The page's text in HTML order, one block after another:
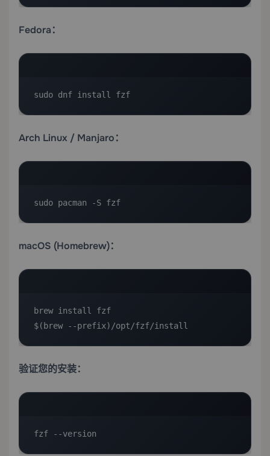
Fedora：
sudo dnf install fzf
Arch Linux / Manjaro：
sudo pacman -S fzf
macOS (Homebrew)：
brew install fzf
$(brew --prefix)/opt/fzf/install
验证您的安装：
fzf --version